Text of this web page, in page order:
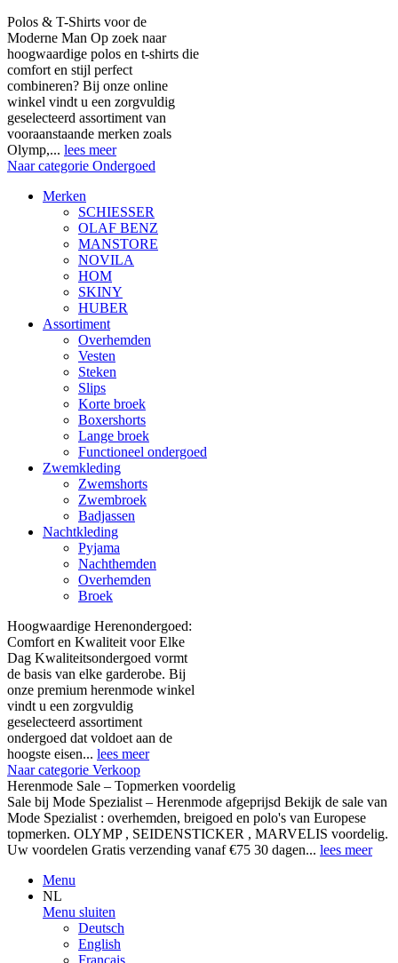
Polos & T-Shirts voor de
Moderne Man Op zoek naar
hoogwaardige polos en t-shirts die
comfort en stijl perfect
combineren? Bij onze online
winkel vindt u een zorgvuldig
geselecteerd assortiment van
vooraanstaande merken zoals
Olymp,... lees meer
Naar categorie Ondergoed
Merken
SCHIESSER
OLAF BENZ
MANSTORE
NOVILA
HOM
SKINY
HUBER
Assortiment
Overhemden
Vesten
Steken
Slips
Korte broek
Boxershorts
Lange broek
Functioneel ondergoed
Zwemkleding
Zwemshorts
Zwembroek
Badjassen
Nachtkleding
Pyjama
Nachthemden
Overhemden
Broek
Hoogwaardige Herenondergoed:
Comfort en Kwaliteit voor Elke
Dag Kwaliteitsondergoed vormt
de basis van elke garderobe. Bij
onze premium herenmode winkel
vindt u een zorgvuldig
geselecteerd assortiment
ondergoed dat voldoet aan de
hoogste eisen... lees meer
Naar categorie Verkoop
Herenmode Sale – Topmerken voordelig
Sale bij Mode Spezialist – Herenmode afgeprijsd Bekijk de sale van
Mode Spezialist : overhemden, breigoed en polo's van Europese
topmerken. OLYMP , SEIDENSTICKER , MARVELIS voordelig.
Uw voordelen Gratis verzending vanaf €75 30 dagen... lees meer
Menu
NL
Menu sluiten
Deutsch
English
Français